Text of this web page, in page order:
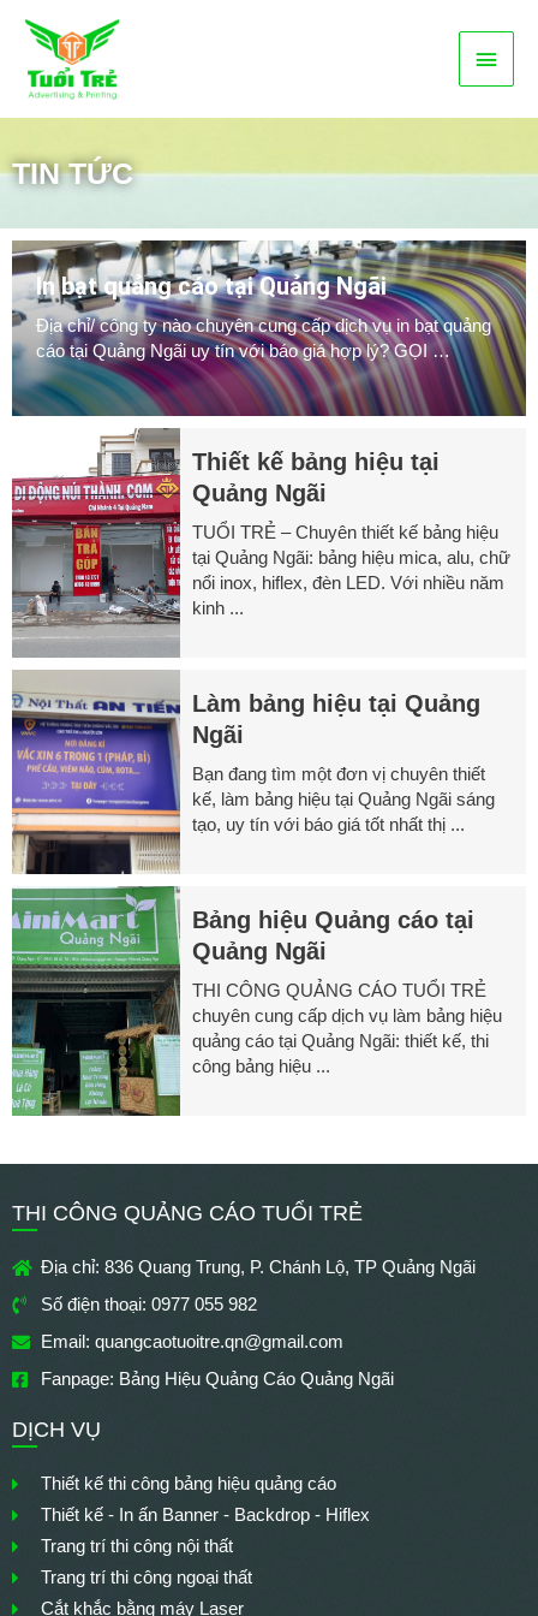
dung
Menu
chính
TIN TỨC
In bạt quảng cáo tại Quảng Ngãi
Địa chỉ/ công ty nào chuyên cung cấp dịch vụ in bạt quảng
cáo tại Quảng Ngãi uy tín với báo giá hợp lý? GỌI …
Thiết kế bảng hiệu tại
Quảng Ngãi
TUỔI TRẺ – Chuyên thiết kế bảng hiệu
tại Quảng Ngãi: bảng hiệu mica, alu, chữ
nổi inox, hiflex, đèn LED. Với nhiều năm
kinh ...
Làm bảng hiệu tại Quảng
Ngãi
Bạn đang tìm một đơn vị chuyên thiết
kế, làm bảng hiệu tại Quảng Ngãi sáng
tạo, uy tín với báo giá tốt nhất thị ...
Bảng hiệu Quảng cáo tại
Quảng Ngãi
THI CÔNG QUẢNG CÁO TUỔI TRẺ
chuyên cung cấp dịch vụ làm bảng hiệu
quảng cáo tại Quảng Ngãi: thiết kế, thi
công bảng hiệu ...
THI CÔNG QUẢNG CÁO TUỔI TRẺ
Địa chỉ: 836 Quang Trung, P. Chánh Lộ, TP Quảng Ngãi
Số điện thoại: 0977 055 982
Email: quangcaotuoitre.qn@gmail.com
Fanpage: Bảng Hiệu Quảng Cáo Quảng Ngãi
DỊCH VỤ
Thiết kế thi công bảng hiệu quảng cáo
Thiết kế - In ấn Banner - Backdrop - Hiflex
Trang trí thi công nội thất
Trang trí thi công ngoại thất
Cắt khắc bằng máy Laser